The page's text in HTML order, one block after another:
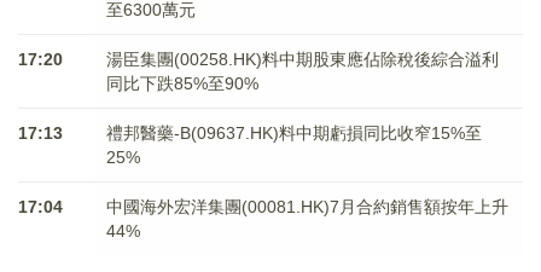
至6300萬元
17:20
湯臣集團(00258.HK)料中期股東應佔除稅後綜合溢利
同比下跌85%至90%
17:13
禮邦醫藥-B(09637.HK)料中期虧損同比收窄15%至
25%
17:04
中國海外宏洋集團(00081.HK)7月合約銷售額按年上升
44%